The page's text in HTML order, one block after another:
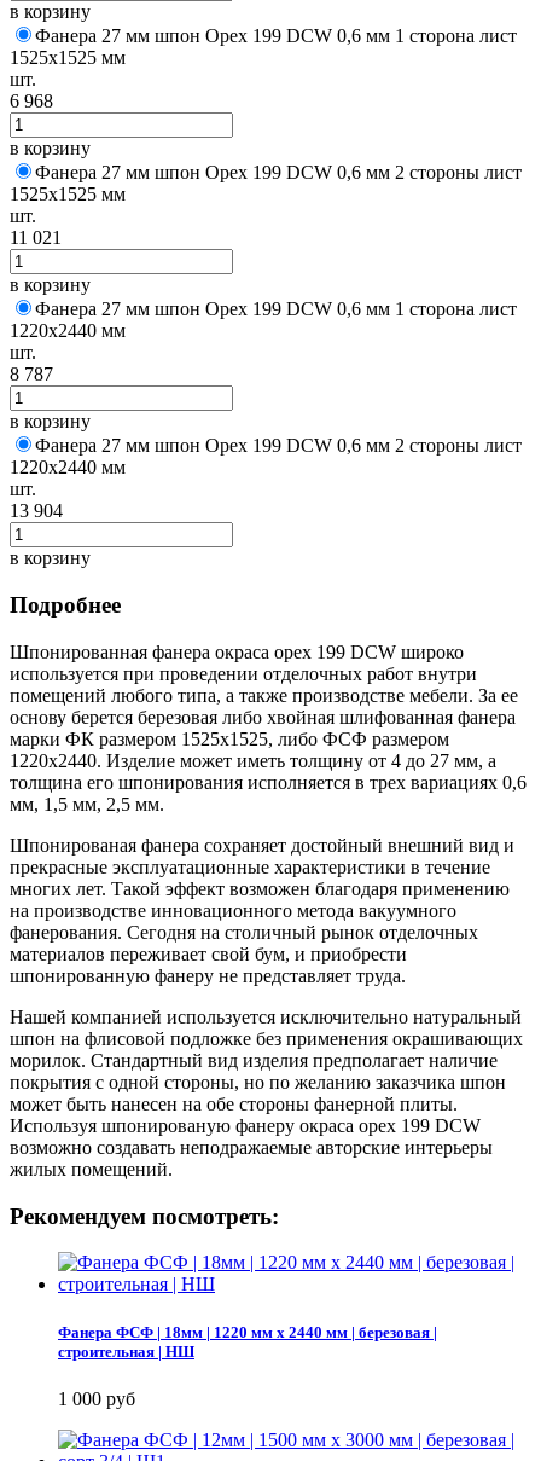
в корзину
Фанера 27 мм шпон Орех 199 DCW 0,6 мм 1 сторона лист
1525х1525 мм
шт.
6 968
в корзину
Фанера 27 мм шпон Орех 199 DCW 0,6 мм 2 стороны лист
1525х1525 мм
шт.
11 021
в корзину
Фанера 27 мм шпон Орех 199 DCW 0,6 мм 1 сторона лист
1220х2440 мм
шт.
8 787
в корзину
Фанера 27 мм шпон Орех 199 DCW 0,6 мм 2 стороны лист
1220х2440 мм
шт.
13 904
в корзину
Подробнее
Шпонированная фанера окраса орех 199 DCW широко
используется при проведении отделочных работ внутри
помещений любого типа, а также производстве мебели. За ее
основу берется березовая либо хвойная шлифованная фанера
марки ФК размером 1525х1525, либо ФСФ размером
1220х2440. Изделие может иметь толщину от 4 до 27 мм, а
толщина его шпонирования исполняется в трех вариациях 0,6
мм, 1,5 мм, 2,5 мм.
Шпонированая фанера сохраняет достойный внешний вид и
прекрасные эксплуатационные характеристики в течение
многих лет. Такой эффект возможен благодаря применению
на производстве инновационного метода вакуумного
фанерования. Сегодня на столичный рынок отделочных
материалов переживает свой бум, и приобрести
шпонированную фанеру не представляет труда.
Нашей компанией используется исключительно натуральный
шпон на флисовой подложке без применения окрашивающих
морилок. Стандартный вид изделия предполагает наличие
покрытия с одной стороны, но по желанию заказчика шпон
может быть нанесен на обе стороны фанерной плиты.
Используя шпонированую фанеру окраса орех 199 DCW
возможно создавать неподражаемые авторские интерьеры
жилых помещений.
Рекомендуем посмотреть:
Фанера ФСФ | 18мм | 1220 мм х 2440 мм | березовая |
строительная | НШ
1 000 руб